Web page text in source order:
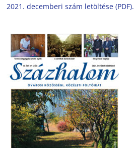
2021. decemberi szám letöltése (PDF).